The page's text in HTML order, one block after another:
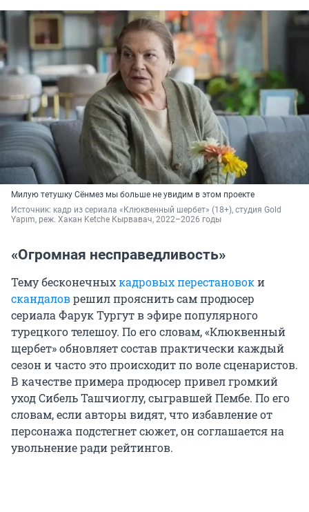
Милую тетушку Сёнмез мы больше не увидим в этом проекте
Источник: кадр из сериала «Клюквенный шербет» (18+), студия Gold
Yapım, реж. Хакан Ketche Кырвавач, 2022–2026 годы
«Огромная несправедливость»
Тему бесконечныхкадровых перестановоки
скандаловрешил прояснить сам продюсер
сериала Фарук Тургут в эфире популярного
турецкого телешоу. По его словам, «Клюквенный
щербет» обновляет состав практически каждый
сезон и часто это происходит по воле сценаристов.
В качестве примера продюсер привел громкий
уход Сибель Ташчиоглу, сыгравшей Пембе. По его
словам, если авторы видят, что избавление от
персонажа подстегнет сюжет, он соглашается на
увольнение ради рейтингов.